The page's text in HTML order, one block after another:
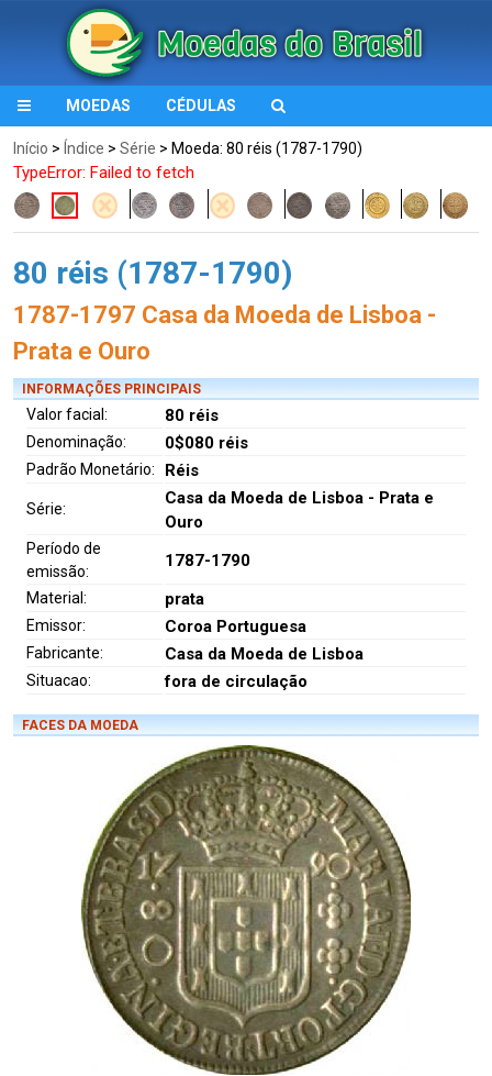
MOEDAS CÉDULAS
Início > Índice > Série > Moeda: 80 réis (1787-1790)
TypeError: Failed to fetch
80 réis (1787-1790)
1787-1797 Casa da Moeda de Lisboa -
Prata e Ouro
INFORMAÇÕES PRINCIPAIS
Valor facial: 80 réis
Denominação: 0$080 réis
Padrão Monetário: Réis
Série:
Casa da Moeda de Lisboa - Prata e
Ouro
Período de
emissão:
1787-1790
Material: prata
Emissor: Coroa Portuguesa
Fabricante: Casa da Moeda de Lisboa
Situacao: fora de circulação
FACES DA MOEDA